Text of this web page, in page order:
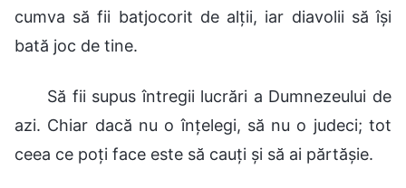
cumva să fii batjocorit de alții, iar diavolii să își
bată joc de tine.
Să fii supus întregii lucrări a Dumnezeului de
azi. Chiar dacă nu o înțelegi, să nu o judeci; tot
ceea ce poți face este să cauți și să ai părtășie.